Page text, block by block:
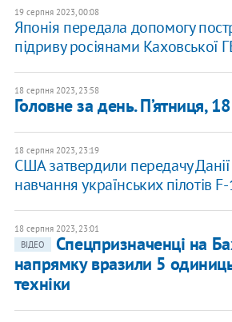
19 серпня 2023, 00:08
Японія передала допомогу
підриву росіянами Каховської
18 серпня 2023, 23:58
Головне за день. П’ятниця,
18 серпня 2023, 23:19
США затвердили передачу Данії
навчання українських пілотів
18 серпня 2023, 23:01
ВІДЕО
Спецпризначенці на
напрямку вразили 5
техніки